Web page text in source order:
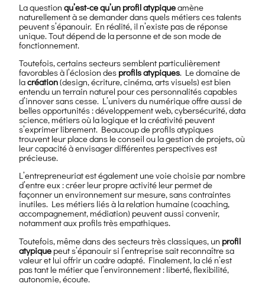
La questionqu’est-ce qu’un profil atypiqueamène
naturellement à se demander dans quels métiers ces talents
peuvent s’épanouir. En réalité, il n’existe pas de réponse
unique. Tout dépend de la personne et de son mode de
fonctionnement.
Toutefois, certains secteurs semblent particulièrement
favorables à l’éclosion des profils atypiques. Le domaine de
lacréation(design, écriture, cinéma, arts visuels) est bien
entendu un terrain naturel pour ces personnalités capables
d’innover sans cesse. L’univers du numérique offre aussi de
belles opportunités : développement web, cybersécurité, data
science, métiers où la logique et la créativité peuvent
s’exprimer librement. Beaucoup de profils atypiques
trouvent leur place dans le conseil ou la gestion de projets, où
leur capacité à envisager différentes perspectives est
précieuse.
L’entrepreneuriat est également une voie choisie par nombre
d’entre eux : créer leur propre activité leur permet de
façonner un environnement sur mesure, sans contraintes
inutiles. Les métiers liés à la relation humaine (coaching,
accompagnement, médiation) peuvent aussi convenir,
notamment aux profils très empathiques.
Toutefois, même dans des secteurs très classiques, un profil
atypique peut s’épanouir si l’entreprise sait reconnaître sa
valeur et lui offrir un cadre adapté. Finalement, la clé n’est
pas tant le métier que l’environnement : liberté, flexibilité,
autonomie, écoute.